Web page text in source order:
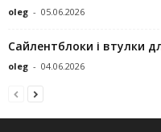
oleg - 05.06.2026
Сайлентблоки і втулки
oleg - 04.06.2026